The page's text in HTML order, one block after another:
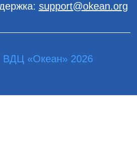
support@okean.org
«Океан» 2026